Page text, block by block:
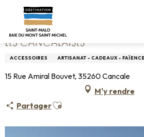
contenu
principal
Accueil Les Cancalaises
LES CANCALAISES
ACCESSOIRES ARTISANAT - CADEAUX -
15 Rue Amiral Bouvet, 35260 Cancale
M'y rendre
PartagerAjouter aux favoris